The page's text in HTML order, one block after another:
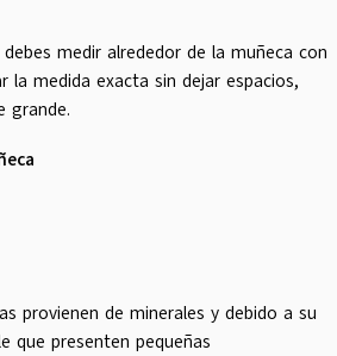
medir alrededor de la muñeca con
medida exacta sin dejar espacios,
grande.
provienen de minerales y debido a su
que presenten pequeñas